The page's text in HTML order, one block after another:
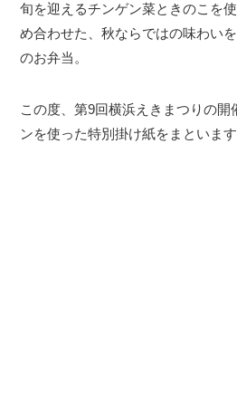
旬を迎えるチンゲン菜ときのこを
め合わせた、秋ならではの味わい
のお弁当。
この度、第9回横浜えきまつりの開
ンを使った特別掛け紙をまといます